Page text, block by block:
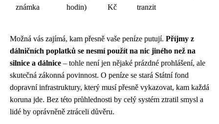
známka
hodin)
Kč
tranzit
Možná vás zajímá, kam přesně vaše peníze putují. Příjmy z
dálničních poplatků se nesmí použít na nic jiného než na
silnice a dálnice – tohle není jen nějaké prázdné prohlášení, ale
skutečná zákonná povinnost. O peníze se stará Státní fond
dopravní infrastruktury, který musí přesně vykazovat, kam každá
koruna jde. Bez této průhlednosti by celý systém ztratil smysl a
lidé by oprávněně ztráceli důvěru.